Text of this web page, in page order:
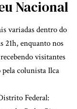
Nacional
variadas dentro do
21h, enquanto nos
visitantes
pela colunista Ilca
Federal: